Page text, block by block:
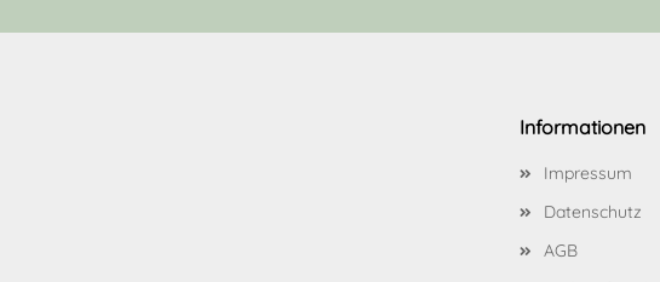
Informationen
Impressum
Datenschutz
AGB